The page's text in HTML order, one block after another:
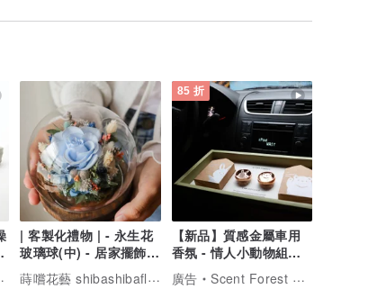
| 客製化禮物 | - 永生花
玻璃球(中) - 居家擺飾
紀念禮物 情人節
蒔嚐花藝 shibashibaflorist
85 折
【新品】質感金屬車用
香氛 - 情人小動物組合
【2025優惠】
廣告
Scent Forest 香氛森林